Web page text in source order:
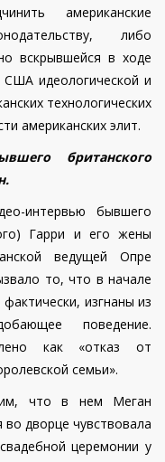
американские
либо
вскрывшейся в ходе
США идеологической и
технологических
американских элит.
британского
интервью бывшего
Гарри и его жены
ведущей Опре
то, что в начале
изгнаны из
поведение.
как «отказ от
семьи».
что в нем Меган
дворце чувствовала
церемонии у